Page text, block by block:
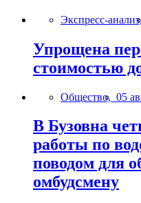
Экспресс-
Упрощена
стоимостью
Общество, 05
В Бузовна
работы по
поводом для
омбудсмену